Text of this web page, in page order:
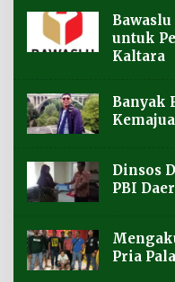
untuk
Kaltara
Banyak
Dinsos
PBI
Pria